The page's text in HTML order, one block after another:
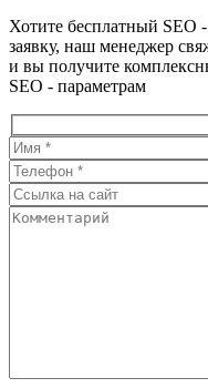
Хотите бесплатный SEO
заявку, наш менеджер
и вы получите
SEO - параметрам